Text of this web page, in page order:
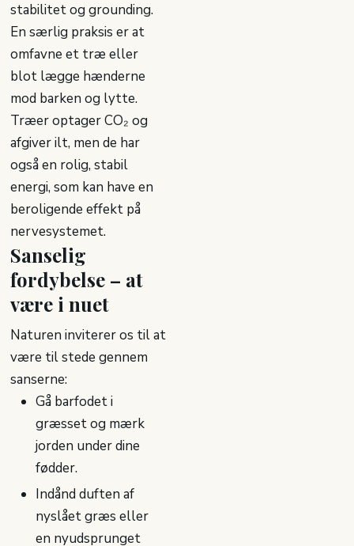
stabilitet og grounding.
En særlig praksis er at
omfavne et træ eller
blot lægge hænderne
mod barken og lytte.
Træer optager CO₂ og
afgiver ilt, men de har
også en rolig, stabil
energi, som kan have en
beroligende effekt på
nervesystemet.
Sanselig
fordybelse – at
være i nuet
Naturen inviterer os til at
være til stede gennem
sanserne:
Gå barfodet i
græsset og mærk
jorden under dine
fødder.
Indånd duften af
nyslået græs eller
en nyudsprunget